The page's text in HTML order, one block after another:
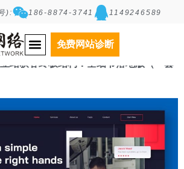
): 186-8874-3741 1149246589
免费网站诊断
TOP
站获客终极结构：全细节落地版（一套